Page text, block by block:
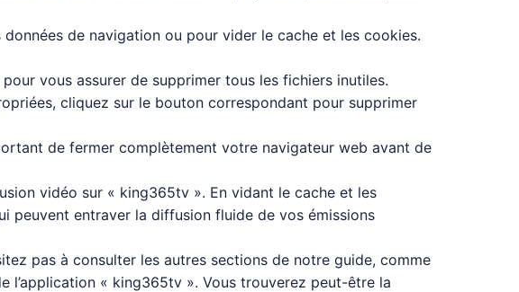
de navigation ou pour vider le cache et les cookies.
vous assurer de supprimer tous les fichiers inutiles.
cliquez sur le bouton correspondant pour supprimer
de fermer complètement votre navigateur web avant de
vidéo sur « king365tv ». En vidant le cache et les
peuvent entraver la diffusion fluide de vos émissions
pas à consulter les autres sections de notre guide, comme
« king365tv ». Vous trouverez peut-être la